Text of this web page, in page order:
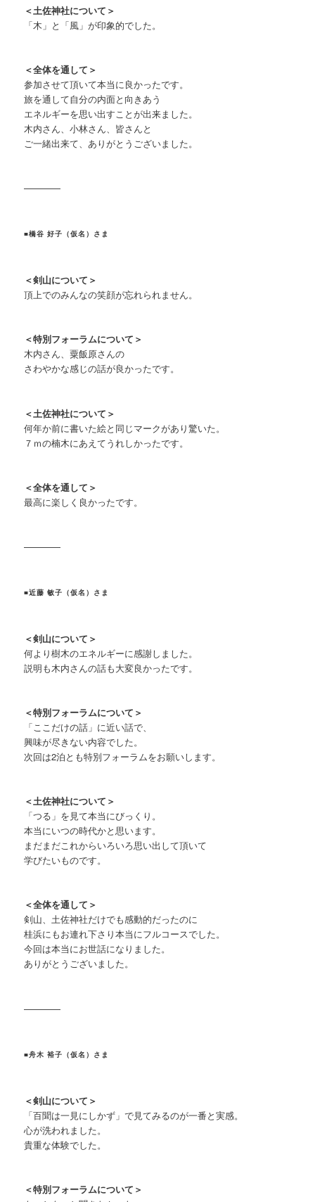
＜土佐神社について＞
「木」と「風」が印象的でした。
＜全体を通して＞
参加させて頂いて本当に良かったです。
旅を通して自分の内面と向きあう
エネルギーを思い出すことが出来ました。
木内さん、小林さん、皆さんと
ご一緒出来て、ありがとうございました。
————
■橋谷 好子（仮名）さま
＜剣山について＞
頂上でのみんなの笑顔が忘れられません。
＜特別フォーラムについて＞
木内さん、粟飯原さんの
さわやかな感じの話が良かったです。
＜土佐神社について＞
何年か前に書いた絵と同じマークがあり驚いた。
７ｍの楠木にあえてうれしかったです。
＜全体を通して＞
最高に楽しく良かったです。
————
■近藤 敏子（仮名）さま
＜剣山について＞
何より樹木のエネルギーに感謝しました。
説明も木内さんの話も大変良かったです。
＜特別フォーラムについて＞
「ここだけの話」に近い話で、
興味が尽きない内容でした。
次回は2泊とも特別フォーラムをお願いします。
＜土佐神社について＞
「つる」を見て本当にびっくり。
本当にいつの時代かと思います。
まだまだこれからいろいろ思い出して頂いて
学びたいものです。
＜全体を通して＞
剣山、土佐神社だけでも感動的だったのに
桂浜にもお連れ下さり本当にフルコースでした。
今回は本当にお世話になりました。
ありがとうございました。
————
■舟木 裕子（仮名）さま
＜剣山について＞
「百聞は一見にしかず」で見てみるのが一番と実感。
心が洗われました。
貴重な体験でした。
＜特別フォーラムについて＞